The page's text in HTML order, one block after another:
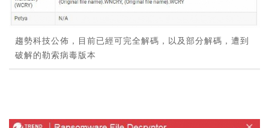
趨勢科技公佈，目前已經可完全解碼，以及部分解碼，遭到
破解的勒索病毒版本